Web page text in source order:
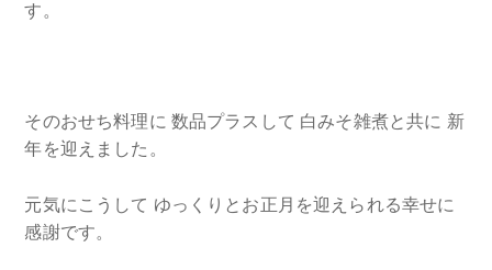
す。
そのおせち料理に 数品プラスして 白みそ雑煮と共に 新
年を迎えました。
元気にこうして ゆっくりとお正月を迎えられる幸せに
感謝です。